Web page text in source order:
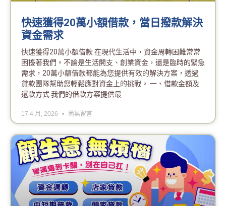
快速獲得20萬小額借款，當日撥款解決
資金需求
快速獲得20萬小額借款 在現代生活中，資金周轉困難常常
困擾著我們。不論是生活開支、創業資金，還是臨時的緊急
需求，20萬小額借款都能為您提供有效的解決方案，透過
貸款團隊幫助您輕鬆應對資金上的挑戰。 一、借款金額及
還款方式 我們的借款方案提供最
17 4 月, 2026 尚無留言